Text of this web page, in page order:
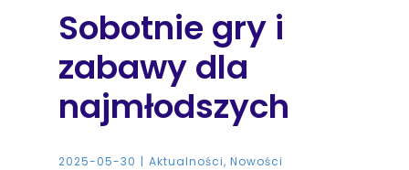
Sobotnie gry i
zabawy dla
najmłodszych
2025-05-30 Aktualności, Nowości